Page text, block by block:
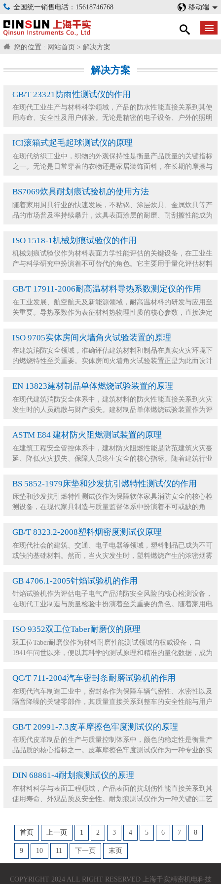
全国统一销售电话：15618746768 移动端
您的位置 : 网站首页 > 解决方案
解决方案
GB/T 23321防雨性测试仪的作用
在现代工业生产与材料科学领域，产品的防水性能直接关系到其使
用寿命、安全性及用户体验。无论是精密的电子设备、户外的照明
ICI滚箱式起毛起球测试仪的原理
在现代纺织工业中，织物的外观保持性是衡量产品质量的关键指标
之一。无论是日常穿着的衣物还是家居装饰面料，在长期的摩擦与
BS7069炊具耐划痕试验机的使用方法
随着家用厨具行业的快速发展，不粘锅、涂层炊具、金属炊具等产
品的市场普及率持续攀升，炊具表面涂层的耐磨、耐刮擦性能成为
ISO 1518-1机械划痕试验仪的作用
机械划痕试验仪作为材料表面力学性能评估的关键设备，在工业生
产与科学研究中扮演着不可替代的角色。它主要用于量化评估材料
GB/T 17911-2006耐高温材料导热系数测定仪的作用
在工业发展、航空航天及新能源领域，耐高温材料的研发与应用至
关重要。导热系数作为表征材料热物理性质的核心参数，直接决定
ISO 9705实体房间火墙角火试验装置的原理
在建筑消防安全领域，准确评估建筑材料和制品在真实火灾环境下
的燃烧特性至关重要。实体房间火墙角火试验装置正是为此而设计
EN 13823建材制品单体燃烧试验装置的原理
在现代建筑消防安全体系中，建筑材料的防火性能直接关系到火灾
发生时的人员疏散与财产损失。建材制品单体燃烧试验装置作为评
ASTM E84 建材防火阻燃测试装置的原理
在建筑工程安全管控体系中，建材防火阻燃性能是防范建筑火灾蔓
延、降低火灾损失、保障人员逃生安全的核心指标。随着建筑行业
BS 5852-1979床垫和沙发抗引燃特性测试仪的作用
床垫和沙发抗引燃特性测试仪作为保障软体家具消防安全的核心检
测设备，在现代家具制造与质量监督体系中扮演着不可或缺的角
GB/T 8323.2-2008塑料烟密度测试仪原理
在现代社会的建筑、交通、电子电器等领域，塑料制品已成为不可
或缺的基础材料。然而，当火灾发生时，塑料燃烧产生的浓密烟雾
GB 4706.1-2005针焰试验机的作用
针焰试验机作为评估电子电气产品消防安全风险的核心检测设备，
在现代工业制造与质量检验中扮演着至关重要的角色。随着家用电
ISO 9352双工位Taber耐磨仪的原理
双工位Taber耐磨仪作为材料耐磨性能测试领域的权威设备，自
1941年问世以来，便以其科学的测试原理和精准的量化数据，成为
QC/T 711-2004汽车密封条耐磨试验机的作用
在现代汽车制造工业中，密封条作为保障车辆气密性、水密性以及
隔音降噪的关键零部件，其质量直接关系到整车的安全性能与用户
GB/T 20991-7.3皮革摩擦色牢度测试仪的原理
在现代皮革制品的生产与质量控制体系中，颜色的稳定性是衡量产
品品质的核心指标之一。皮革摩擦色牢度测试仪作为一种专业的实
DIN 68861-4耐划痕测试仪的原理
在材料科学与表面工程领域，产品表面的抗划伤性能直接关系到其
使用寿命、外观品质及安全性。耐划痕测试仪作为一种关键的工艺
首页 上一页 1 2 3 4 5 6 7 8
9 10 11 下一页 末页
COPYRIGHT 2024 ALL RIGHT RESERVED 上海千实精密机电科技